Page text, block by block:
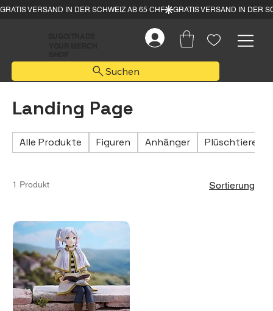
Suchen
Landing Page
Alle Produkte Figuren Anhänger Plüschtiere
1 Produkt Sortierung